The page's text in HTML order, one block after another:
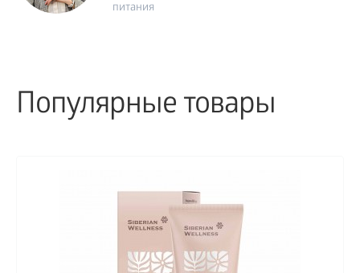
питания
Популярные товары